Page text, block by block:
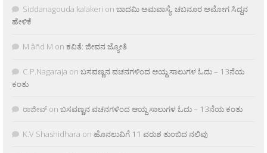
Siddanagouda kalakeri on ಬಾದಮಿ ಅಮವಾಸ್ಯೆ: ಚಬನೂರ ಅಮೋಗ ಸಿದ್ದನ
ಹೇಳಿಕೆ
M âñd M on ಕವಿತೆ: ಜೀವನ ಜ್ಯೋತಿ
C.P.Nagaraja on ಬಸವಣ್ಣನ ವಚನಗಳಿಂದ ಆಯ್ದ ಸಾಲುಗಳ ಓದು – 13ನೆಯ
ಕಂತು
ರಾಜೀವ್ on ಬಸವಣ್ಣನ ವಚನಗಳಿಂದ ಆಯ್ದ ಸಾಲುಗಳ ಓದು – 13ನೆಯ ಕಂತು
K.V Shashidhara on ಹೊನಲುವಿಗೆ 11 ವರುಶ ತುಂಬಿದ ನಲಿವು